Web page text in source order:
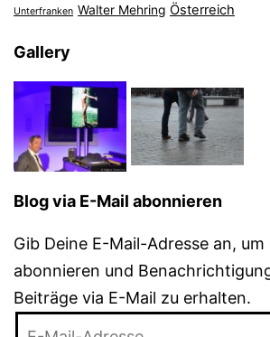
Unterfranken Walter Mehring Österreich
Gallery
Blog via E-Mail abonnieren
Gib Deine E-Mail-Adresse an,
abonnieren und
Beiträge via E-Mail zu erhalten.